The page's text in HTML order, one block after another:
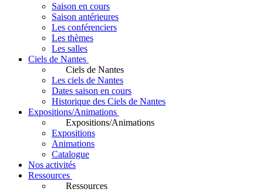
Saison en cours
Saison antérieures
Les conférenciers
Les thèmes
Les salles
Ciels de Nantes
Ciels de Nantes
Les ciels de Nantes
Dates saison en cours
Historique des Ciels de Nantes
Expositions/Animations
Expositions/Animations
Expositions
Animations
Catalogue
Nos activités
Ressources
Ressources